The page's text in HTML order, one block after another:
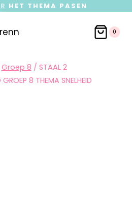
HET THEMA PASEN
0
Groep 8 / STAAL 2
8 THEMA SNELHEID